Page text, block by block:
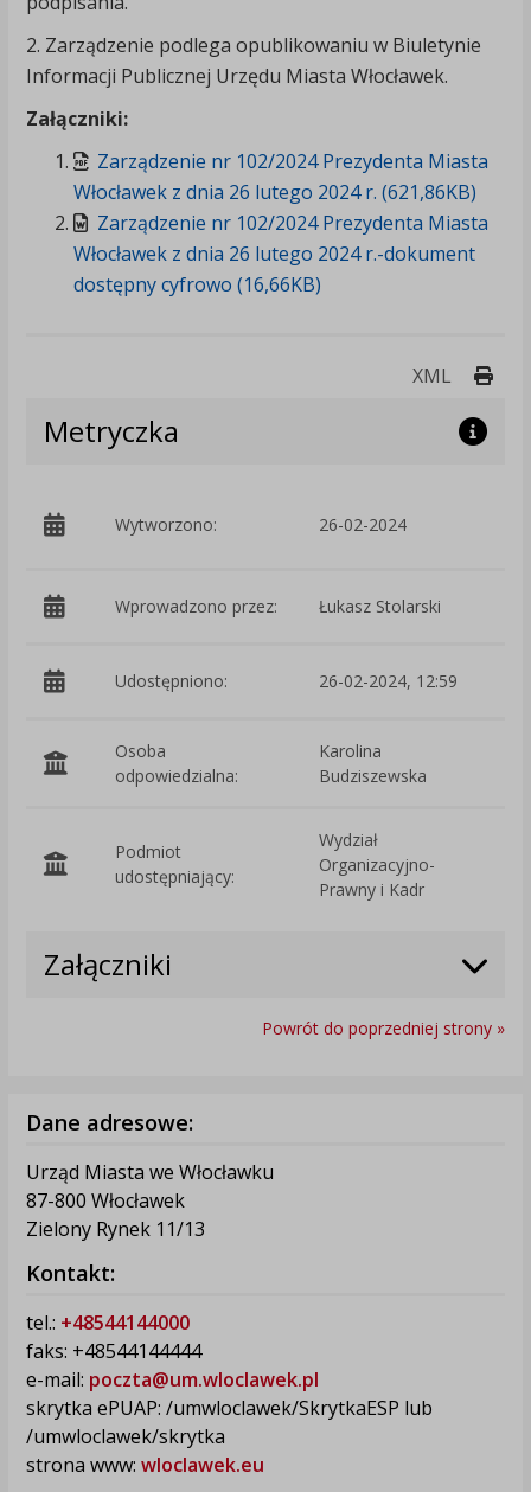
2. Zarządzenie podlega opublikowaniu w Biuletynie
Informacji Publicznej Urzędu Miasta Włocławek.
Załączniki:
Zarządzenie nr 102/2024 Prezydenta Miasta
Włocławek z dnia 26 lutego 2024 r. (621,86KB)
Zarządzenie nr 102/2024 Prezydenta Miasta
Włocławek z dnia 26 lutego 2024 r.-dokument
dostępny cyfrowo (16,66KB)
XML
Metryczka
Wytworzono: 26-02-2024
Wprowadzono przez: Łukasz Stolarski
Udostępniono: 26-02-2024, 12:59
Osoba
odpowiedzialna:
Karolina
Budziszewska
Podmiot
udostępniający:
Wydział
Organizacyjno-
Prawny i Kadr
Załączniki
Powrót do poprzedniej strony »
Dane adresowe:
Urząd Miasta we Włocławku
87-800 Włocławek
Zielony Rynek 11/13
Kontakt:
tel.: +48544144000
faks: +48544144444
e-mail: poczta@um.wloclawek.pl
skrytka ePUAP: /umwloclawek/SkrytkaESP lub
/umwloclawek/skrytka
strona www: wloclawek.eu